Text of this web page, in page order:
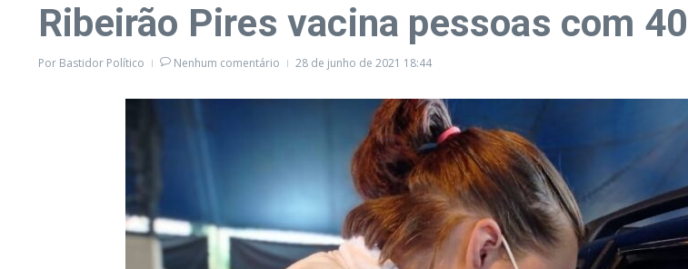
Ribeirão Pires vacina pessoas com
Por Bastidor Político Nenhum comentário 28 de junho de 2021 18:44